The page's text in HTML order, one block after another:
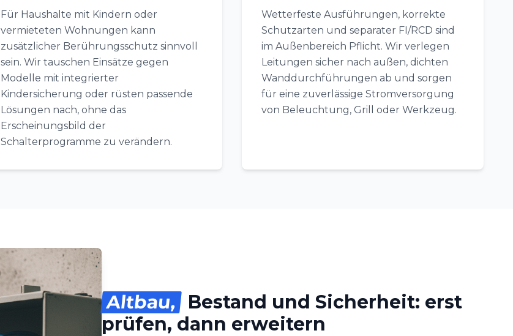
Für Haushalte mit Kindern oder
vermieteten Wohnungen kann
zusätzlicher Berührungsschutz sinnvoll
sein. Wir tauschen Einsätze gegen
Modelle mit integrierter
Kindersicherung oder rüsten passende
Lösungen nach, ohne das
Erscheinungsbild der
Schalterprogramme zu verändern.
Wetterfeste Ausführungen, korrekte
Schutzarten und separater FI/RCD sind
im Außenbereich Pflicht. Wir verlegen
Leitungen sicher nach außen, dichten
Wanddurchführungen ab und sorgen
für eine zuverlässige Stromversorgung
von Beleuchtung, Grill oder Werkzeug.
Altbau,
Bestand und Sicherheit: erst
prüfen, dann erweitern